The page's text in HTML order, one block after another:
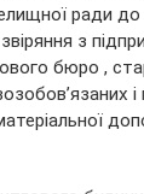
ради до
з
бюро ,